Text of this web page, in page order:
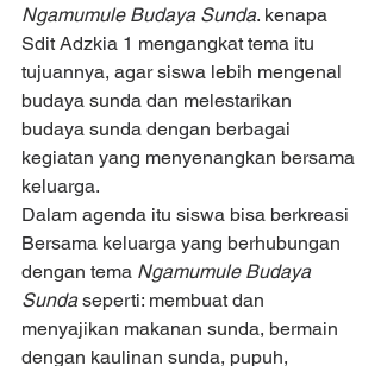
Ngamumule Budaya Sunda. kenapa
Sdit Adzkia 1 mengangkat tema itu
tujuannya, agar siswa lebih mengenal
budaya sunda dan melestarikan
budaya sunda dengan berbagai
kegiatan yang menyenangkan bersama
keluarga.
Dalam agenda itu siswa bisa berkreasi
Bersama keluarga yang berhubungan
dengan tema Ngamumule Budaya
Sunda seperti: membuat dan
menyajikan makanan sunda, bermain
dengan kaulinan sunda, pupuh,